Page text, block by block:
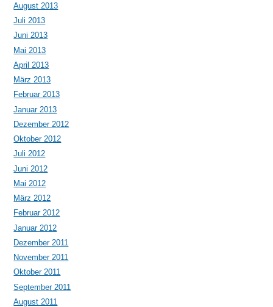
August 2013
Juli 2013
Juni 2013
Mai 2013
April 2013
März 2013
Februar 2013
Januar 2013
Dezember 2012
Oktober 2012
Juli 2012
Juni 2012
Mai 2012
März 2012
Februar 2012
Januar 2012
Dezember 2011
November 2011
Oktober 2011
September 2011
August 2011